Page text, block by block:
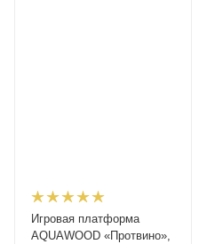
Игровая платформа
AQUAWOOD «Протвино»,